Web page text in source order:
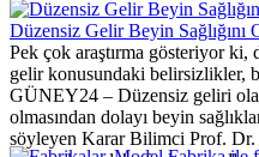
Düzensiz Gelir Beyin
Pek çok araştırma gösteriyor ki,
gelir konusundaki belirsizlikler,
GÜNEY24 – Düzensiz geliri
olmasından dolayı beyin
söyleyen Karar Bilimci Prof. Dr.